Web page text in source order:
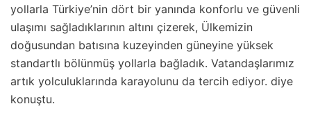
yollarla Türkiye’nin dört bir yanında konforlu ve güvenli
ulaşımı sağladıklarının altını çizerek, Ülkemizin
doğusundan batısına kuzeyinden güneyine yüksek
standartlı bölünmüş yollarla bağladık. Vatandaşlarımız
artık yolculuklarında karayolunu da tercih ediyor. diye
konuştu.